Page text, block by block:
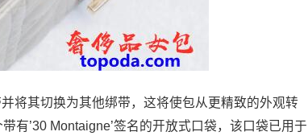
将其切换为其他绑带，这将使包从更精致的外观转
有’30 Montaigne’签名的开放式口袋，该口袋已用于